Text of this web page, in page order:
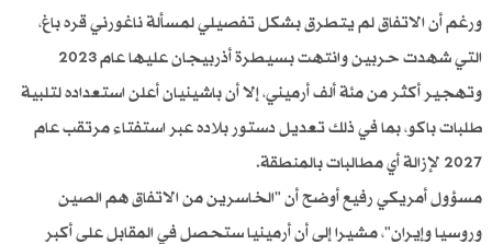
ورغم أن الاتفاق لم يتطرق بشكل تفصيلي لمسألة ناغورني قره باغ،
التي شهدت حربين وانتهت بسيطرة أذربيجان عليها عام 2023
وتهجير أكثر من مئة ألف أرميني، إلا أن باشينيان أعلن استعداده لتلبية
طلبات باكو، بما في ذلك تعديل دستور بلاده عبر استفتاء مرتقب عام
2027 لإزالة أي مطالبات بالمنطقة.
مسؤول أمريكي رفيع أوضح أن "الخاسرين من الاتفاق هم الصين
وروسيا وإيران"، مشيرا إلى أن أرمينيا ستحصل في المقابل على أكبر